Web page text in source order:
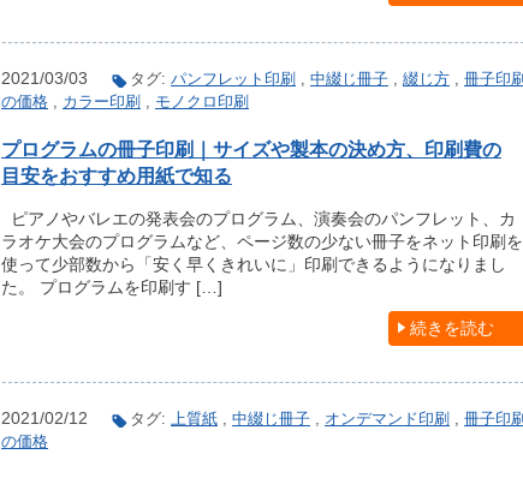
2021/03/03 タグ: パンフレット印刷 , 中綴じ冊子 , 綴じ方 , 冊子印
の価格 , カラー印刷 , モノクロ印刷
プログラムの冊子印刷｜サイズや製本の決め方、印刷費の
目安をおすすめ用紙で知る
ピアノやバレエの発表会のプログラム、演奏会のパンフレット、カ
ラオケ大会のプログラムなど、ページ数の少ない冊子をネット印刷を
使って少部数から「安く早くきれいに」印刷できるようになりまし
た。 プログラムを印刷す […]
続きを読む
2021/02/12 タグ: 上質紙 , 中綴じ冊子 , オンデマンド印刷 , 冊子印
の価格